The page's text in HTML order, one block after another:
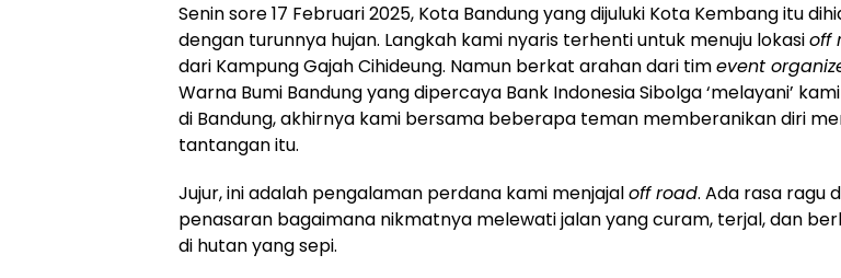
Senin sore 17 Februari 2025, Kota Bandung yang dijuluki Kota Kembang itu
dengan turunnya hujan. Langkah kami nyaris terhenti untuk menuju lokasioff
dari Kampung Gajah Cihideung. Namun berkat arahan dari timevent
Warna Bumi Bandung yang dipercaya Bank Indonesia Sibolga ‘melayani’
di Bandung, akhirnya kami bersama beberapa teman memberanikan diri
tantangan itu.
Jujur, ini adalah pengalaman perdana kami menjajaloff road. Ada rasa ragu
penasaran bagaimana nikmatnya melewati jalan yang curam, terjal, dan
di hutan yang sepi.